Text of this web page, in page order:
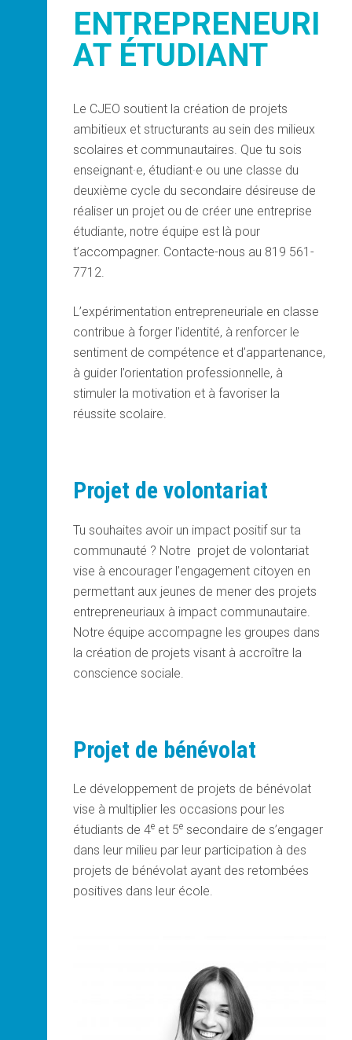
ENTREPRENEURI
AT ÉTUDIANT
Le CJEO soutient la création de projets
ambitieux et structurants au sein des milieux
scolaires et communautaires. Que tu sois
enseignant·e, étudiant·e ou une classe du
deuxième cycle du secondaire désireuse de
réaliser un projet ou de créer une entreprise
étudiante, notre équipe est là pour
t’accompagner. Contacte-nous au 819 561-
7712.
L’expérimentation entrepreneuriale en classe
contribue à forger l’identité, à renforcer le
sentiment de compétence et d’appartenance,
à guider l’orientation professionnelle, à
stimuler la motivation et à favoriser la
réussite scolaire.
Projet de volontariat
Tu souhaites avoir un impact positif sur ta
communauté ? Notre projet de volontariat
vise à encourager l’engagement citoyen en
permettant aux jeunes de mener des projets
entrepreneuriaux à impact communautaire.
Notre équipe accompagne les groupes dans
la création de projets visant à accroître la
conscience sociale.
Projet de bénévolat
Le développement de projets de bénévolat
vise à multiplier les occasions pour les
étudiants de 4e et 5e secondaire de s’engager
dans leur milieu par leur participation à des
projets de bénévolat ayant des retombées
positives dans leur école.